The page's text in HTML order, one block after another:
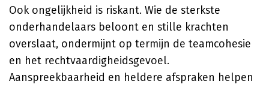
Ook ongelijkheid is riskant. Wie de sterkste
onderhandelaars beloont en stille krachten
overslaat, ondermijnt op termijn de teamcohesie
en het rechtvaardigheidsgevoel.
Aanspreekbaarheid en heldere afspraken helpen